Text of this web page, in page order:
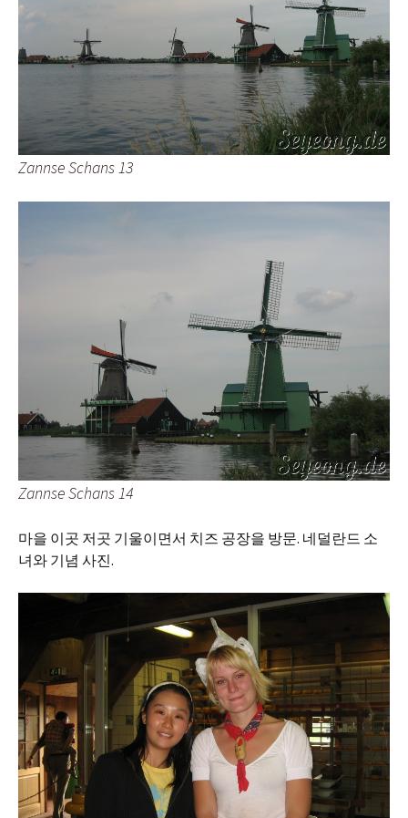
Zannse Schans 13
Zannse Schans 14
마을 이곳 저곳 기울이면서 치즈 공장을 방문. 네덜란드 소
녀와 기념 사진.